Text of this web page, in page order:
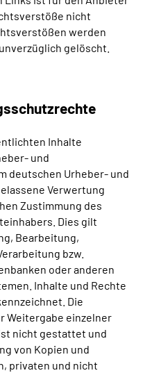
nicht
werden
gelöscht.
Inhalte
und
deutschen Urheber- und
Verwertung
Zustimmung des
Dies gilt
Bearbeitung,
bzw.
oder anderen
Inhalte und Rechte
Die
Weitergabe einzelner
nicht gestattet und
von Kopien und
privaten und nicht